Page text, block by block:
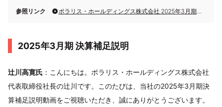
参照リンク ポラリス・ホールディングス株式会社 2025年3月期決算補足説明
2025年3月期 決算補足説明
辻川高寛氏 ：こんにちは。ポラリス・ホールディングス株式会社
代表取締役社長の辻川です。このたびは、当社の2025年3月期決
算補足説明動画をご視聴いただき、誠にありがとうございます。